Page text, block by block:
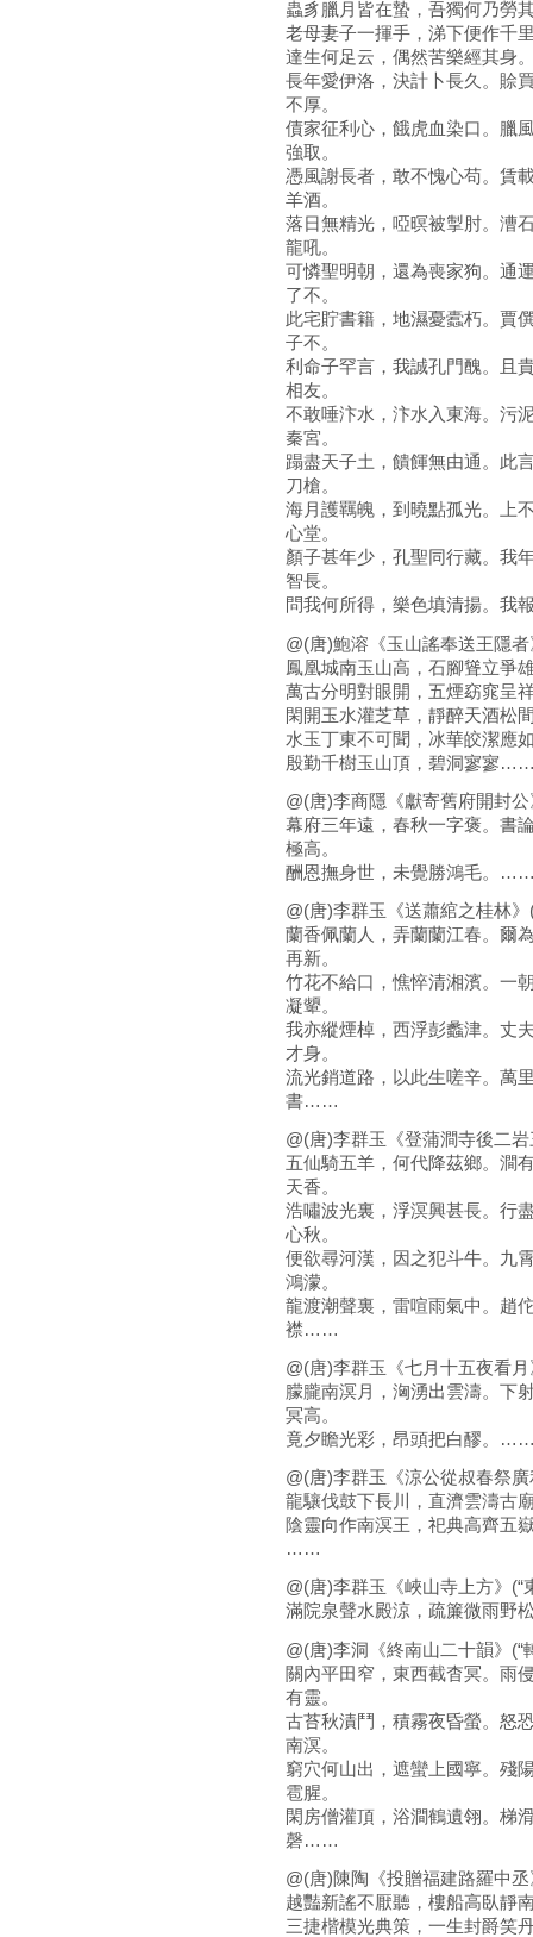
蟲豸臘月皆在蟄，吾獨何乃勞
老母妻子一揮手，涕下便作千
達生何足云，偶然苦樂經其身
長年愛伊洛，決計卜長久。賒
不厚。
債家征利心，餓虎血染口。臘
強取。
憑風謝長者，敢不愧心苟。賃
羊酒。
落日無精光，啞暝被掣肘。漕
龍吼。
可憐聖明朝，還為喪家狗。通
了不。
此宅貯書籍，地濕憂蠹朽。賈
子不。
利命子罕言，我誠孔門醜。且
相友。
不敢唾汴水，汴水入東海。污
秦宮。
蹋盡天子土，饋餫無由通。此
刀槍。
海月護羈魄，到曉點孤光。上
心堂。
顏子甚年少，孔聖同行藏。我
智長。
問我何所得，樂色填清揚。我
@(唐)鮑溶《玉山謠奉送王隱
鳳凰城南玉山高，石腳聳立爭
萬古分明對眼開，五煙窈窕呈
閑開玉水灌芝草，靜醉天酒松
水玉丁東不可聞，冰華皎潔應
殷勤千樹玉山頂，碧洞寥寥
@(唐)李商隱《獻寄舊府開封公
幕府三年遠，春秋一字褒。書
極高。
酬恩撫身世，未覺勝鴻毛。
@(唐)李群玉《送蕭綰之桂林》
蘭香佩蘭人，弄蘭蘭江春。爾
再新。
竹花不給口，憔悴清湘濱。一
凝顰。
我亦縱煙棹，西浮彭蠡津。丈
才身。
流光銷道路，以此生嗟辛。萬
書……
@(唐)李群玉《登蒲澗寺後二
五仙騎五羊，何代降茲鄉。澗
天香。
浩嘯波光裏，浮溟興甚長。行
心秋。
便欲尋河漢，因之犯斗牛。九
鴻濛。
龍渡潮聲裏，雷喧雨氣中。趙
襟……
@(唐)李群玉《七月十五夜看月
朦朧南溟月，洶湧出雲濤。下
冥高。
竟夕瞻光彩，昂頭把白醪。
@(唐)李群玉《涼公從叔春祭
龍驤伐鼓下長川，直濟雲濤古
陰靈向作南溟王，祀典高齊五
……
@(唐)李群玉《峽山寺上方》(“
滿院泉聲水殿涼，疏簾微雨野
@(唐)李洞《終南山二十韻》(“
關內平田窄，東西截杳冥。雨
有靈。
古苔秋漬鬥，積霧夜昏螢。怒
南溟。
窮穴何山出，遮蠻上國寧。殘
雹腥。
閑房僧灌頂，浴澗鶴遺翎。梯
磬……
@(唐)陳陶《投贈福建路羅中
越豔新謠不厭聽，樓船高臥靜
三捷楷模光典策，一生封爵笑